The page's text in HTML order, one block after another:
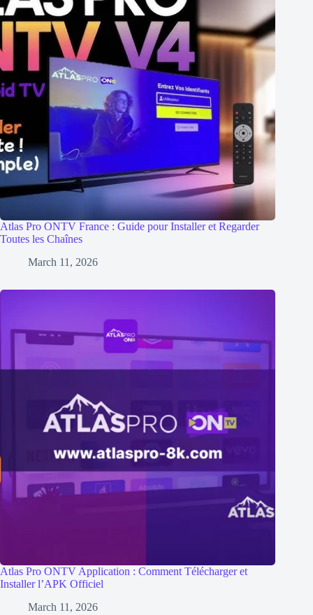
Atlas Pro ONTV France : Guide pour Installer et Regarder
Toutes les Chaînes
March 11, 2026
Atlas Pro ONTV Application : Comment Télécharger et
Installer l’APK Officiel
March 11, 2026